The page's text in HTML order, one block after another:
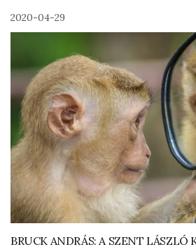
2020-04-29
BRUCK ANDRÁS: A SZENT LÁSZLÓ